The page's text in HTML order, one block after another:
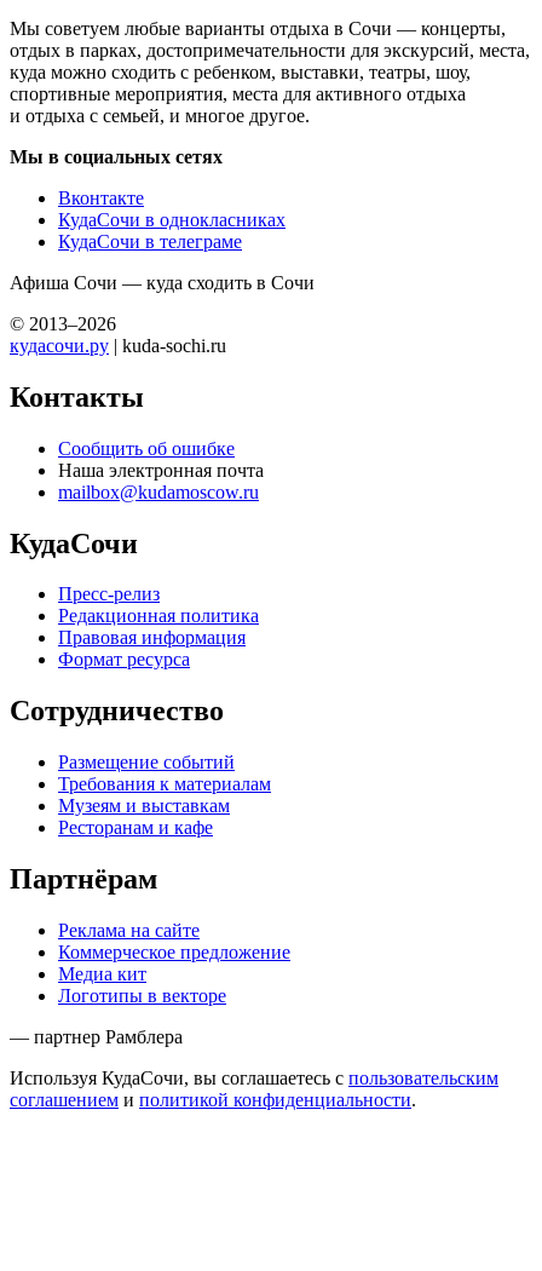
Мы советуем любые варианты отдыха в Сочи — концерты,
отдых в парках, достопримечательности для экскурсий, места,
куда можно сходить с ребенком, выставки, театры, шоу,
спортивные мероприятия, места для активного отдыха
и отдыха с семьей, и многое другое.
Мы в социальных сетях
Вконтакте
КудаСочи в однокласниках
КудаСочи в телеграме
Афиша Сочи — куда сходить в Сочи
© 2013–2026
кудасочи.ру | kuda-sochi.ru
Контакты
Сообщить об ошибке
Наша электронная почта
mailbox@kudamoscow.ru
КудаСочи
Пресс-релиз
Редакционная политика
Правовая информация
Формат ресурса
Сотрудничество
Размещение событий
Требования к материалам
Музеям и выставкам
Ресторанам и кафе
Партнёрам
Реклама на сайте
Коммерческое предложение
Медиа кит
Логотипы в векторе
— партнер Рамблера
Используя КудаСочи, вы соглашаетесь с пользовательским
соглашением и политикой конфиденциальности.